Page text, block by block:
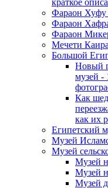
Фараон Хуфу
Фараон
Фараон
Мечети Каира
Большой
Новый
музей -
Как
как их
Египетский
Музей
Музей
Музей
Музей
Музей